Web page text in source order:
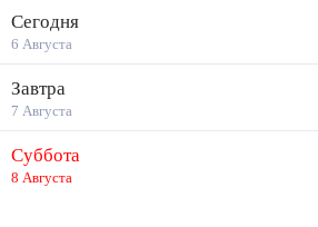
Сегодня
6 Августа
Завтра
7 Августа
Суббота
8 Августа